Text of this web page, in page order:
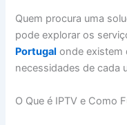
Quem procura uma
pode explorar os
Portugal onde existem
necessidades de cada
O Que é IPTV e Como